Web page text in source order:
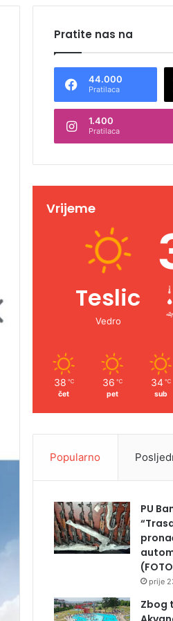
Pratite nas na
44.000
Pratilaca
1.400
Pratilaca
Vrijeme
Teslic
Vedro
38 ℃
čet
36 ℃
pet
34 ℃
sub
Popularno
PU
prije
Zbog